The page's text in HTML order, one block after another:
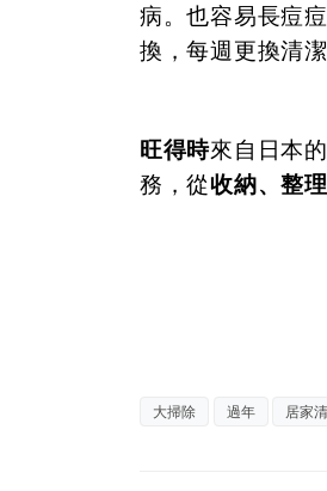
病。也容易長痘
換，每週更換清
旺得時來自日本
務，從收納、整
大掃除 過年 居家